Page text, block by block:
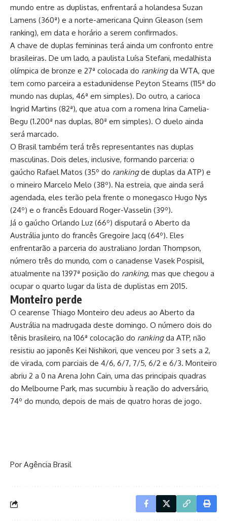
mundo entre as duplistas, enfrentará a holandesa Suzan
Lamens (360ª) e a norte-americana Quinn Gleason (sem
ranking), em data e horário a serem confirmados.
A chave de duplas femininas terá ainda um confronto entre
brasileiras. De um lado, a paulista Luísa Stefani, medalhista
olímpica de bronze e 27ª colocada do rankingda WTA, que
tem como parceira a estadunidense Peyton Stearns (115ª do
mundo nas duplas, 46ª em simples). Do outro, a carioca
Ingrid Martins (82ª), que atua com a romena Irina Camelia-
Begu (1.200ª nas duplas, 80ª em simples). O duelo ainda
será marcado.
O Brasil também terá três representantes nas duplas
masculinas. Dois deles, inclusive, formando parceria: o
gaúcho Rafael Matos (35º do rankingde duplas da ATP) e
o mineiro Marcelo Melo (38º). Na estreia, que ainda será
agendada, eles terão pela frente o monegasco Hugo Nys
(24º) e o francês Edouard Roger-Vasselin (39º).
Já o gaúcho Orlando Luz (66º) disputará o Aberto da
Austrália junto do francês Gregoire Jacq (64º). Eles
enfrentarão a parceria do australiano Jordan Thompson,
número três do mundo, com o canadense Vasek Pospisil,
atualmente na 1397ª posição do ranking, mas que chegou a
ocupar o quarto lugar da lista de duplistas em 2015.
Monteiro perde
O cearense Thiago Monteiro deu adeus ao Aberto da
Austrália na madrugada deste domingo. O número dois do
tênis brasileiro, na 106ª colocação do rankingda ATP, não
resistiu ao japonês Kei Nishikori, que venceu por 3 sets a 2,
de virada, com parciais de 4/6, 6/7, 7/5, 6/2 e 6/3. Monteiro
abriu 2 a 0 na Arena John Cain, uma das principais quadras
do Melbourne Park, mas sucumbiu à reação do adversário,
74º do mundo, depois de mais de quatro horas de jogo.
Por Agência Brasil